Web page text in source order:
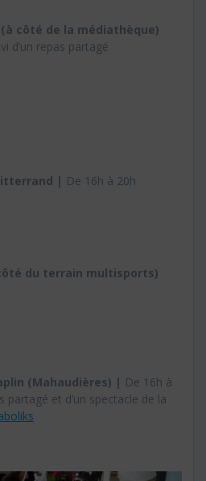
(à côté de la médiathèque)
d’un repas partagé
| De 16h à 20h
du terrain multisports)
(Mahaudières) | De 16h à
partagé et d’un spectacle de la